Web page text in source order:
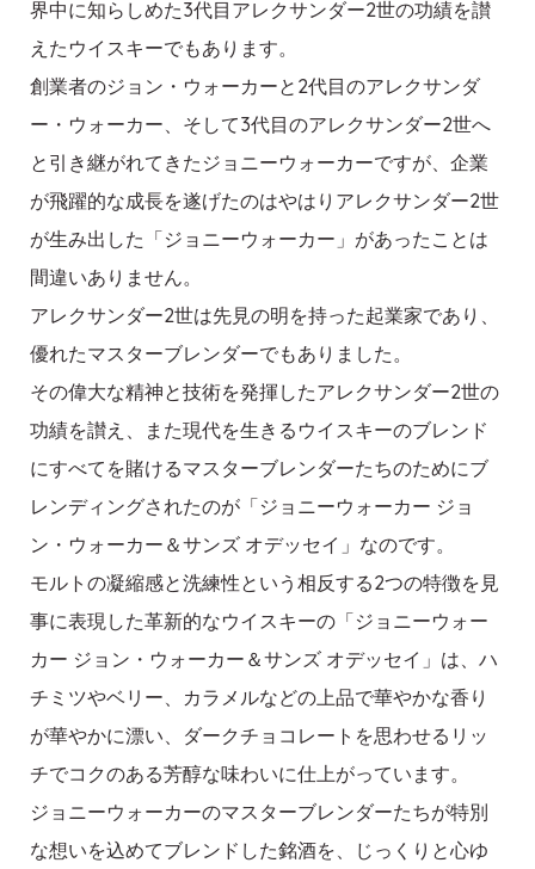
界中に知らしめた3代目アレクサンダー2世の功績を讃
えたウイスキーでもあります。
創業者のジョン・ウォーカーと2代目のアレクサンダ
ー・ウォーカー、そして3代目のアレクサンダー2世へ
と引き継がれてきたジョニーウォーカーですが、企業
が飛躍的な成長を遂げたのはやはりアレクサンダー2世
が生み出した「ジョニーウォーカー」があったことは
間違いありません。
アレクサンダー2世は先見の明を持った起業家であり、
優れたマスターブレンダーでもありました。
その偉大な精神と技術を発揮したアレクサンダー2世の
功績を讃え、また現代を生きるウイスキーのブレンド
にすべてを賭けるマスターブレンダーたちのためにブ
レンディングされたのが「ジョニーウォーカー ジョ
ン・ウォーカー＆サンズ オデッセイ」なのです。
モルトの凝縮感と洗練性という相反する2つの特徴を見
事に表現した革新的なウイスキーの「ジョニーウォー
カー ジョン・ウォーカー＆サンズ オデッセイ」は、ハ
チミツやベリー、カラメルなどの上品で華やかな香り
が華やかに漂い、ダークチョコレートを思わせるリッ
チでコクのある芳醇な味わいに仕上がっています。
ジョニーウォーカーのマスターブレンダーたちが特別
な想いを込めてブレンドした銘酒を、じっくりと心ゆ